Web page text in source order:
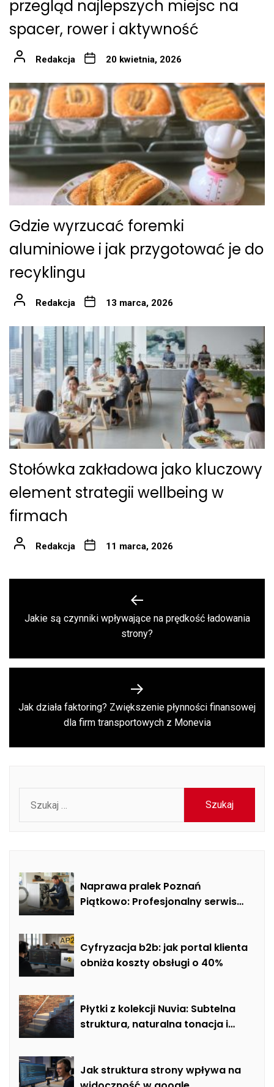
przegląd najlepszych miejsc na
spacer, rower i aktywność
Redakcja 20 kwietnia, 2026
Gdzie wyrzucać foremki
aluminiowe i jak przygotować je do
recyklingu
Redakcja 13 marca, 2026
Stołówka zakładowa jako kluczowy
element strategii wellbeing w
firmach
Redakcja 11 marca, 2026
wpisu
Previous
post:
Jakie są czynniki wpływające na prędkość ładowania
strony?
Next
post:
Jak działa faktoring? Zwiększenie płynności finansowej
dla firm transportowych z Monevia
Naprawa pralek Poznań
Piątkowo: Profesjonalny serwis
Cyfryzacja b2b: jak portal klienta
obniża koszty obsługi o 40%
Płytki z kolekcji Nuvia: Subtelna
struktura, naturalna tonacja i
Jak struktura strony wpływa na